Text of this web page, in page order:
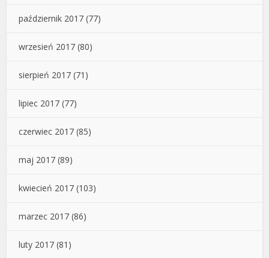
październik 2017 (77)
wrzesień 2017 (80)
sierpień 2017 (71)
lipiec 2017 (77)
czerwiec 2017 (85)
maj 2017 (89)
kwiecień 2017 (103)
marzec 2017 (86)
luty 2017 (81)